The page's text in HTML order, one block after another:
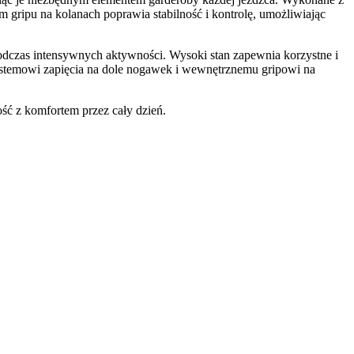
gripu na kolanach poprawia stabilność i kontrolę, umożliwiając
intensywnych aktywności. Wysoki stan zapewnia korzystne i
zapięcia na dole nogawek i wewnętrznemu gripowi na
z komfortem przez cały dzień.